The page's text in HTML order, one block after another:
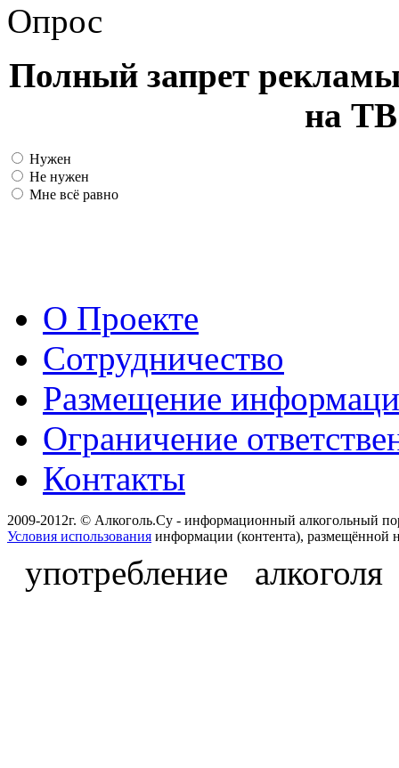
Опрос
Полный запрет
на ТВ
Нужен
Не нужен
Мне всё равно
О Проекте
Сотрудничество
Размещение
Ограничение
Контакты
2009-2012г. © Алкоголь.Су - информационный алкогольный
Условия использования информации (контента), размещённой
употребление